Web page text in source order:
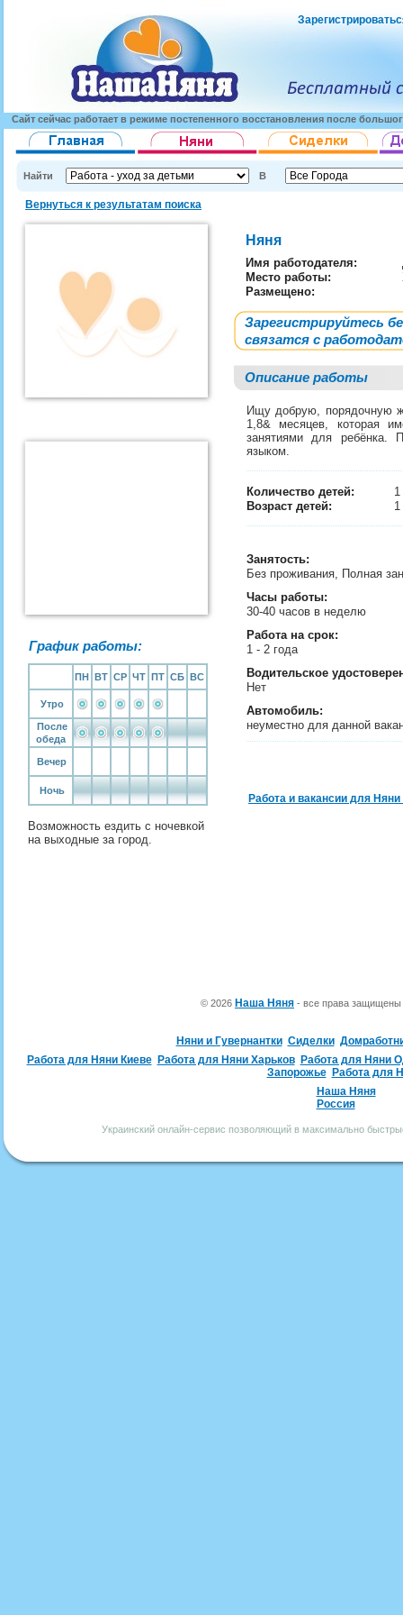
Сайт сейчас работает в режиме постепенного восстановления после
Найти В
Вернуться к результатам поиска
График работы:
ПН ВТ СР ЧТ ПТ СБ ВС
Утро
После
обеда
Вечер
Ночь
Возможность ездить с ночевкой
на выходные за город.
Няня
Имя работодателя:
Место работы:
Размещено:
Зарегистрируйтесь
связатся с
Описание работы
Ищу добрую, порядочную
1,8& месяцев, которая
занятиями для ребёнка.
языком.
Количество детей:
1
Возраст детей:
Занятость:
Без проживания, Полная
Часы работы:
30-40 часов в неделю
Работа на срок:
1 - 2 года
Водительское
Нет
Автомобиль:
неуместно для данной
Работа и вакансии для
© 2026 Наша Няня - все права
Няни и Гувернантки Сиделки
Работа для Няни Киеве
Работа для Няни Харьков
Работа для Няни
Запорожье
Работа для
Наша Няня
Россия
Украинский онлайн-сервис позволяющий в максимально